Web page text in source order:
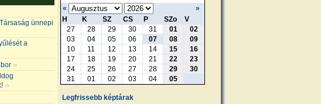
ünnepi
a
»
»
«
»
H
K SZ CS P SZo
V
27
28 29 30 31 01
02
03
04 05 06 07 08
09
10
11 12 13 14 15
16
17
18 19 20 21 22
23
24
25 26 27 28 29
30
31
01 02 03 04 05
Legfrissebb képtárak